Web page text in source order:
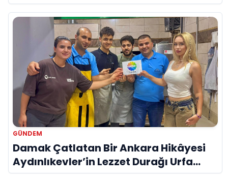
GÜNDEM
Damak Çatlatan Bir Ankara Hikâyesi
Aydınlıkevler’in Lezzet Durağı Urfa
Damak